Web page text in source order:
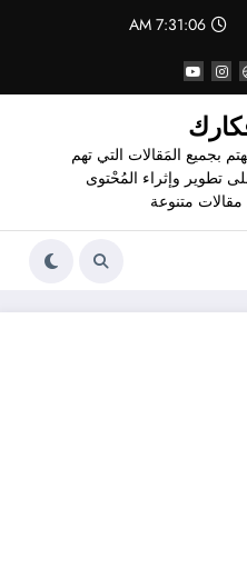
7:31:07 AM
بجميع المَقالات التي تهم
تطوير وإثراء المُحْتوى
متنوعة